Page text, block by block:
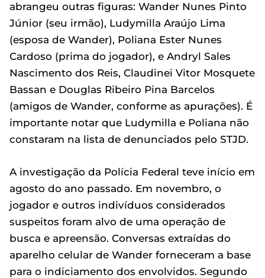
abrangeu outras figuras: Wander Nunes Pinto
Júnior (seu irmão), Ludymilla Araújo Lima
(esposa de Wander), Poliana Ester Nunes
Cardoso (prima do jogador), e Andryl Sales
Nascimento dos Reis, Claudinei Vitor Mosquete
Bassan e Douglas Ribeiro Pina Barcelos
(amigos de Wander, conforme as apurações). É
importante notar que Ludymilla e Poliana não
constaram na lista de denunciados pelo STJD.
A investigação da Polícia Federal teve início em
agosto do ano passado. Em novembro, o
jogador e outros indivíduos considerados
suspeitos foram alvo de uma operação de
busca e apreensão. Conversas extraídas do
aparelho celular de Wander forneceram a base
para o indiciamento dos envolvidos. Segundo